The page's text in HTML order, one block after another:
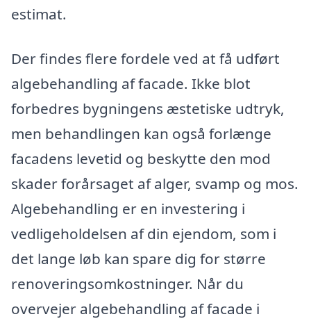
estimat.
Der findes flere fordele ved at få udført
algebehandling af facade. Ikke blot
forbedres bygningens æstetiske udtryk,
men behandlingen kan også forlænge
facadens levetid og beskytte den mod
skader forårsaget af alger, svamp og mos.
Algebehandling er en investering i
vedligeholdelsen af din ejendom, som i
det lange løb kan spare dig for større
renoveringsomkostninger. Når du
overvejer algebehandling af facade i